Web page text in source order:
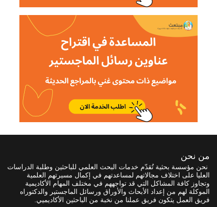
من نحن
نحن مؤسسة بحثية تُقدّم خدمات البحث العلمي للباحثين وطلبة الدراسات
العليا على اختلاف مجالاتهم لمساعدتهم في إكمال مسيرتهم العلمية
وتجاوز كافة المشاكل التي قد تواجههم في مختلف المهام الأكاديمية
الموكلة لهم من إعداد الأبحاث والأوراق ورسائل الماجستير والدكتوراه
فريق العمل يتكون فريق عملنا من نخبة من الباحثين الأكاديميي.